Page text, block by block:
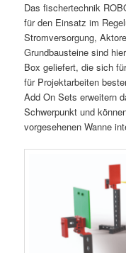
Das fischertechnik
für den Einsatz im
Stromversorgung,
Grundbausteine sind
Box geliefert, die sich
für Projektarbeiten
Add On Sets erweitern
Schwerpunkt und
vorgesehenen Wanne